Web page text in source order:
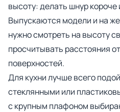
высоту: делать шнур короче
Выпускаются модели и на
нужно смотреть на высоту
просчитывать расстояния
поверхностей.
Для кухни лучше всего
стеклянными или
с крупным плафоном